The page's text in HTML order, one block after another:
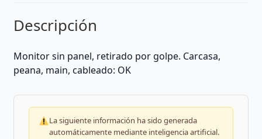
Descripción
Monitor sin panel, retirado por golpe. Carcasa,
peana, main, cableado: OK
La siguiente información ha sido generada
automáticamente mediante inteligencia artificial.